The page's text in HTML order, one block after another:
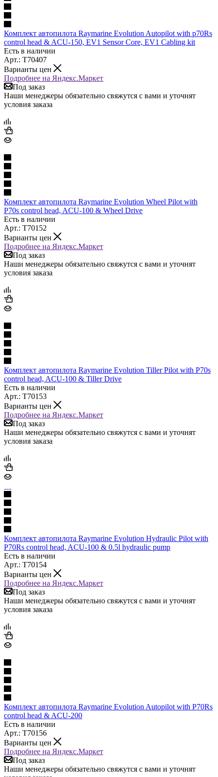
Комплект автопилота Raymarine Evolution Autopilot with p70Rs
control head & ACU-150, EV1 Sensor Core, EV1 Cabling kit
Есть в наличии
Арт.: T70407
Варианты цен
Подробнее на Яндекс.Маркет
Под заказ
Наши менеджеры обязательно свяжутся с вами и уточнят
условия заказа
Комплект автопилота Raymarine Evolution Wheel Pilot with
P70s control head, ACU-100 & Wheel Drive
Есть в наличии
Арт.: T70152
Варианты цен
Подробнее на Яндекс.Маркет
Под заказ
Наши менеджеры обязательно свяжутся с вами и уточнят
условия заказа
Комплект автопилота Raymarine Evolution Tiller Pilot with P70s
control head, ACU-100 & Tiller Drive
Есть в наличии
Арт.: T70153
Варианты цен
Подробнее на Яндекс.Маркет
Под заказ
Наши менеджеры обязательно свяжутся с вами и уточнят
условия заказа
Комплект автопилота Raymarine Evolution Hydraulic Pilot with
P70Rs control head, ACU-100 & 0.5l hydraulic pump
Есть в наличии
Арт.: T70154
Варианты цен
Подробнее на Яндекс.Маркет
Под заказ
Наши менеджеры обязательно свяжутся с вами и уточнят
условия заказа
Комплект автопилота Raymarine Evolution Autopilot with P70Rs
control head & ACU-200
Есть в наличии
Арт.: T70156
Варианты цен
Подробнее на Яндекс.Маркет
Под заказ
Наши менеджеры обязательно свяжутся с вами и уточнят